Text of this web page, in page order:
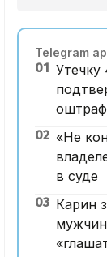
Telegram
01 Утечку
02 «Не
в суде
03 Карин